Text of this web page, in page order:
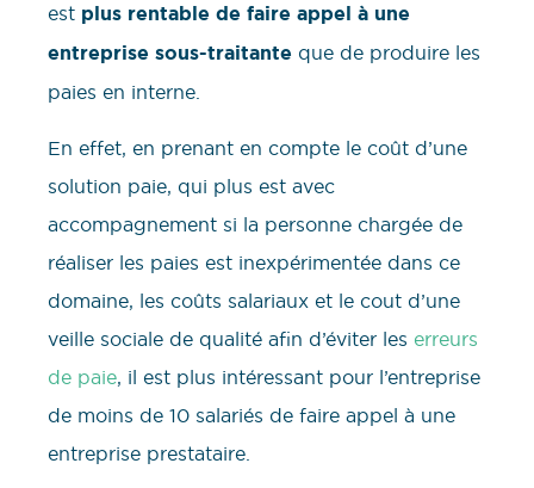
est plus rentable de faire appel à une
entreprise sous-traitante que de produire les
paies en interne.
En effet, en prenant en compte le coût d’une
solution paie, qui plus est avec
accompagnement si la personne chargée de
réaliser les paies est inexpérimentée dans ce
domaine, les coûts salariaux et le cout d’une
veille sociale de qualité afin d’éviter les erreurs
de paie, il est plus intéressant pour l’entreprise
de moins de 10 salariés de faire appel à une
entreprise prestataire.